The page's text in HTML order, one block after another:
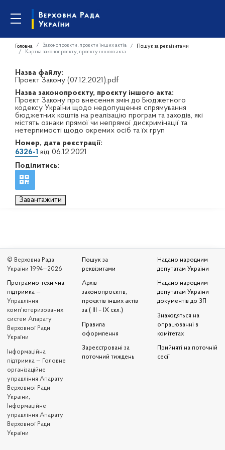
Головна Законопроєкти, проєкти інших актів
Пошук за реквізитами
Картка законопроєкту, проєкту іншого акта
Назва файлу:
Проєкт Закону (07.12.2021).pdf
Назва законопроєкту, проєкту іншого акта:
Проєкт Закону про внесення змін до Бюджетного
кодексу України щодо недопущення спрямування
бюджетних коштів на реалізацію програм та заходів, які
містять ознаки прямої чи непрямої дискримінації та
нетерпимості щодо окремих осіб та їх груп
Номер, дата реєстрації:
6326-1 від 06.12.2021
Поділитись:
Завантажити
© Верховна Рада
України 1994—2026
Програмно-технічна
підтримка —
Управління
комп'ютеризованих
систем Апарату
Верховної Ради
України
Iнформаційна
підтримка — Головне
організаційне
управління Апарату
Верховної Ради
України,
Інформаційне
управління Апарату
Верховної Ради
України
Пошук за
реквізитами
Архів
законопроєктів,
проєктів інших актів
за ( III – IX скл.)
Правила
оформлення
Зареєстровані за
поточний тиждень
Надано народним
депутатам України
Надано народним
депутатам України
документів до ЗП
Знаходяться на
опрацюванні в
комітетах
Прийняті на поточній
сесії